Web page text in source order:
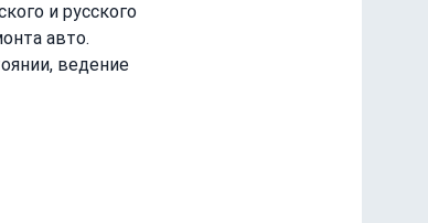
и русского
авто.
ведение